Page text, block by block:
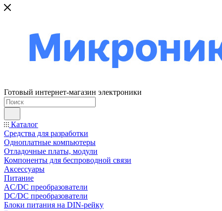
Готовый интернет-магазин электроники
Каталог
Средства для разработки
Одноплатные компьютеры
Отладочные платы, модули
Компоненты для беспроводной связи
Аксессуары
Питание
AC/DC преобразователи
DC/DC преобразователи
Блоки питания на DIN-рейку